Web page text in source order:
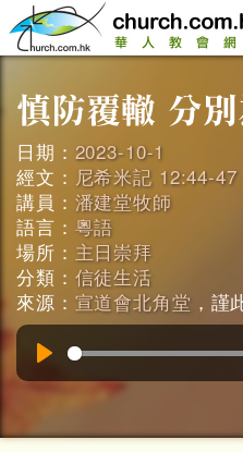
日期： 2023-10-1
經文： 尼希米記 12:44-47
講員： 潘建堂牧師
語言： 粵語
場所： 主日崇拜
分類： 信徒生活
來源： 宣道會北角堂 ，謹